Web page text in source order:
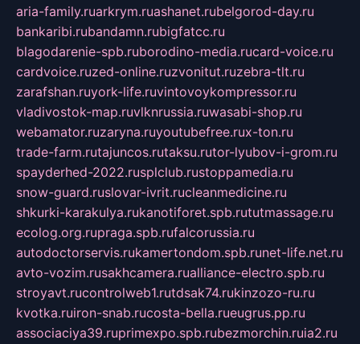
aria-family.ruarkrym.ruashanet.rubelgorod-day.ru
bankaribi.rubandamn.rubigfatcc.ru
blagodarenie-spb.ruborodino-media.rucard-voice.ru
cardvoice.ruzed-online.ruzvonitut.ruzebra-tlt.ru
zarafshan.ruyork-life.ruvintovoykompressor.ru
vladivostok-map.ruvlknrussia.ruwasabi-shop.ru
webamator.ruzaryna.ruyoutubefree.rux-ton.ru
trade-farm.rutajuncos.rutaksu.rutor-lyubov-i-grom.ru
spayderhed-2022.rusplclub.rustoppamedia.ru
snow-guard.ruslovar-ivrit.rucleanmedicine.ru
shkurki-karakulya.rukanotiforet.spb.rututmassage.ru
ecolog.org.rupraga.spb.rufalcorussia.ru
autodoctorservis.rukamertondom.spb.runet-life.net.ru
avto-vozim.rusakhcamera.rualliance-electro.spb.ru
stroyavt.rucontrolweb1.rutdsak74.rukinzozo-ru.ru
kvotka.ruiron-snab.rucosta-bella.rueugrus.pp.ru
associaciya39.ruprimexpo.spb.rubezmorchin.ruia2.ru